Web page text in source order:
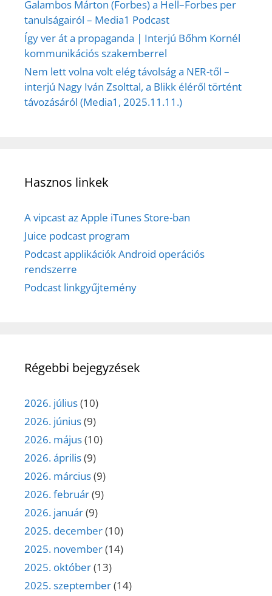
Galambos Márton (Forbes) a Hell–Forbes per
tanulságairól – Media1 Podcast
Így ver át a propaganda | Interjú Bőhm Kornél
kommunikációs szakemberrel
Nem lett volna volt elég távolság a NER-től –
interjú Nagy Iván Zsolttal, a Blikk éléről történt
távozásáról (Media1, 2025.11.11.)
Hasznos linkek
A vipcast az Apple iTunes Store-ban
Juice podcast program
Podcast applikációk Android operációs
rendszerre
Podcast linkgyűjtemény
Régebbi bejegyzések
2026. július(10)
2026. június(9)
2026. május(10)
2026. április(9)
2026. március(9)
2026. február(9)
2026. január(9)
2025. december(10)
2025. november(14)
2025. október(13)
2025. szeptember(14)